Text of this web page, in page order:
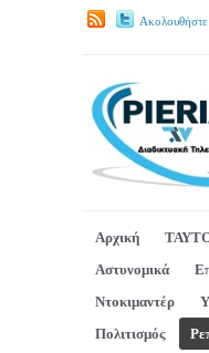
Ακολουθήστε
Αρχική
Αστυνομικά
Ντοκιμαντέρ
Πολιτισμός